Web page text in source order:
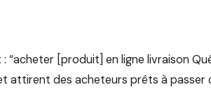
[produit] en ligne livraison
attirent des acheteurs prêts à